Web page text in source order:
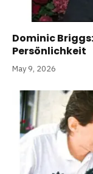
Dominic
Persönlichkeit
May 9, 2026